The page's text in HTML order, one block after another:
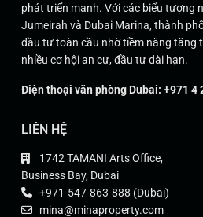
phát triển mạnh. Với các biểu tượng
Jumeirah và Dubai Marina, thành
đầu tư toàn cầu nhờ tiềm năng tăng
nhiều cơ hội an cư, đầu tư dài hạn.
Điện thoại văn phòng Dubai: +971 4
LIÊN HỆ
1742 TAMANI Arts Office,
Business Bay, Dubai
+971-547-863-888 (Dubai)
mina@minaproperty.com